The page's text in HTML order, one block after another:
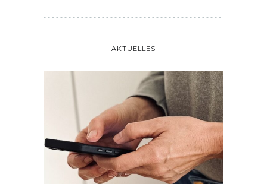
AKTUELLES